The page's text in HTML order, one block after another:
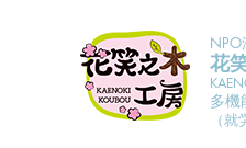
NPO
花
多機
（